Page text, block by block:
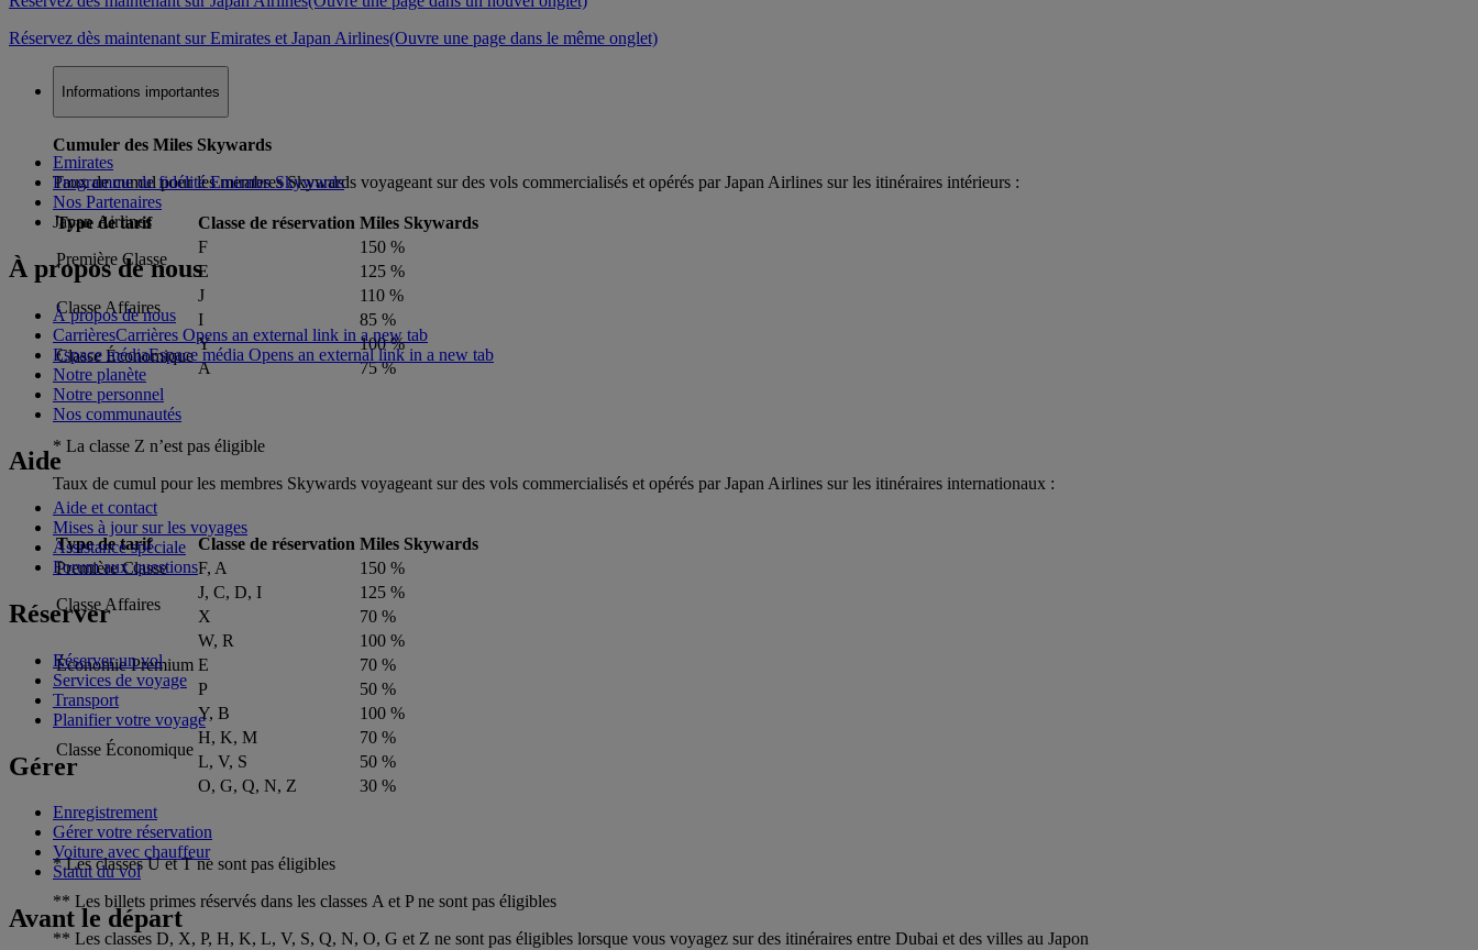
Réservez dès maintenant sur Emirates et Japan Airlines(Ouvre une page dans le même onglet)
Informations importantes
Cumuler des Miles Skywards
Taux de cumul pour les membres Skywards voyageant sur des vols commercialisés et opérés par Japan Airlines sur les itinéraires intérieurs :
Type de tarif Classe de réservation Miles Skywards
Première Classe
F
150 %
E
125 %
Classe Affaires
J
110 %
I
85 %
Classe Économique
Y
100 %
A
75 %
* La classe Z n’est pas éligible
Taux de cumul pour les membres Skywards voyageant sur des vols commercialisés et opérés par Japan Airlines sur les itinéraires internationaux :
Type de tarif Classe de réservation Miles Skywards
Première Classe
F, A
150 %
Classe Affaires
J, C, D, I
125 %
X
70 %
Économie Premium
W, R
100 %
E
70 %
P
50 %
Classe Économique
Y, B
100 %
H, K, M
70 %
L, V, S
50 %
O, G, Q, N, Z
30 %
* Les classes U et T ne sont pas éligibles
** Les billets primes réservés dans les classes A et P ne sont pas éligibles
** Les classes D, X, P, H, K, L, V, S, Q, N, O, G et Z ne sont pas éligibles lorsque vous voyagez sur des itinéraires entre Dubai et des villes au Japon
Emirates
Programme de fidélité Emirates Skywards
Nos Partenaires
Japan Airlines
À propos de nous
À propos de nous
CarrièresCarrières Opens an external link in a new tab
Espace médiaEspace média Opens an external link in a new tab
Notre planète
Notre personnel
Nos communautés
Aide
Aide et contact
Mises à jour sur les voyages
Assistance spéciale
Forum aux questions
Réserver
Réserver un vol
Services de voyage
Transport
Planifier votre voyage
Gérer
Enregistrement
Gérer votre réservation
Voiture avec chauffeur
Statut du vol
Avant le départ